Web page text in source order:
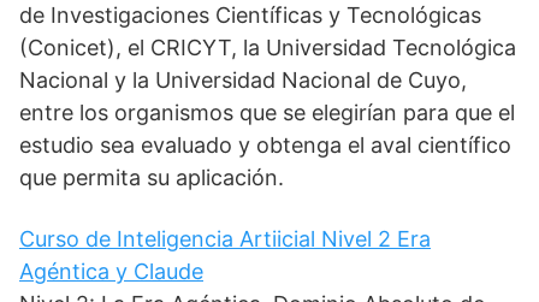
de Investigaciones Científicas y Tecnológicas
(Conicet), el CRICYT, la Universidad Tecnológica
Nacional y la Universidad Nacional de Cuyo,
entre los organismos que se elegirían para que el
estudio sea evaluado y obtenga el aval científico
que permita su aplicación.
Curso de Inteligencia Artiicial Nivel 2 Era
Agéntica y Claude